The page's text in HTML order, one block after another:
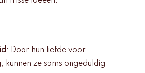
: Door hun liefde voor
kunnen ze soms ongeduldig